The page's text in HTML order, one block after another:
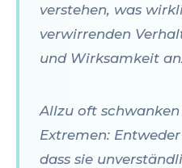
verstehen, was
verwirrenden
und Wirksamkeit
Allzu oft
Extremen:
dass sie